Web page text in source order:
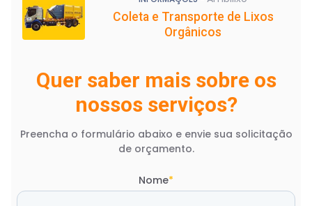
Coleta e Transporte de Lixos
Orgânicos
Quer saber mais sobre os
nossos serviços?
Preencha o formulário abaixo e envie sua solicitação
de orçamento.
Nome*